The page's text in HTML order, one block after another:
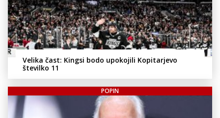
Velika čast: Kingsi bodo upokojili Kopitarjevo
številko 11
POPIN